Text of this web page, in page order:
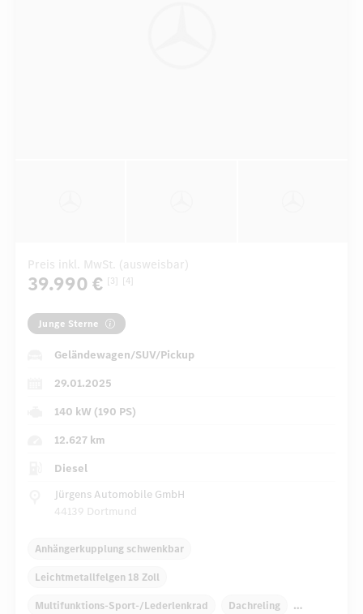
Preis inkl. MwSt. (ausweisbar)
39.990 € [3] [4]
Junge Sterne
Geländewagen/SUV/Pickup
29.01.2025
140 kW (190 PS)
12.627 km
Diesel
Jürgens Automobile GmbH
44139 Dortmund
Anhängerkupplung schwenkbar
Leichtmetallfelgen 18 Zoll
Multifunktions-Sport-/Lederlenkrad Dachreling